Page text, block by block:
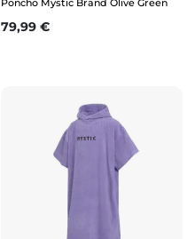
Poncho Mystic Brand Olive Green
Prix
79,99 €